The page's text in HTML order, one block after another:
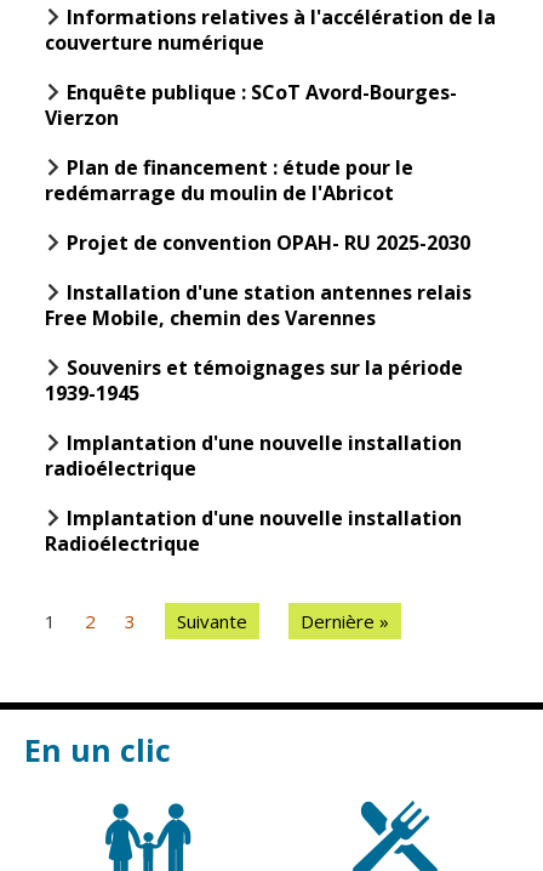
Agenda
Point
information
Restauration
Santé et
solidarité
CCAS
Conseil
d'administration
Accueil de jour
L'EHPAD
seniors
Centre de
de santé
Établissements
Culture et
Sport
Espace
Théâtre Mac-
Estivales
Ateliers arts
Musée
Not'île
Informations relatives à l'accélération de la
couverture numérique
Enquête publique : SCoT Avord-Bourges-
Vierzon
Plan de financement : étude pour le
redémarrage du moulin de l'Abricot
Projet de convention OPAH- RU 2025-2030
Installation d'une station antennes relais
Free Mobile, chemin des Varennes
Souvenirs et témoignages sur la période
1939-1945
Implantation d'une nouvelle installation
radioélectrique
Implantation d'une nouvelle installation
Radioélectrique
1 2 3 Suivante Dernière »
En un clic